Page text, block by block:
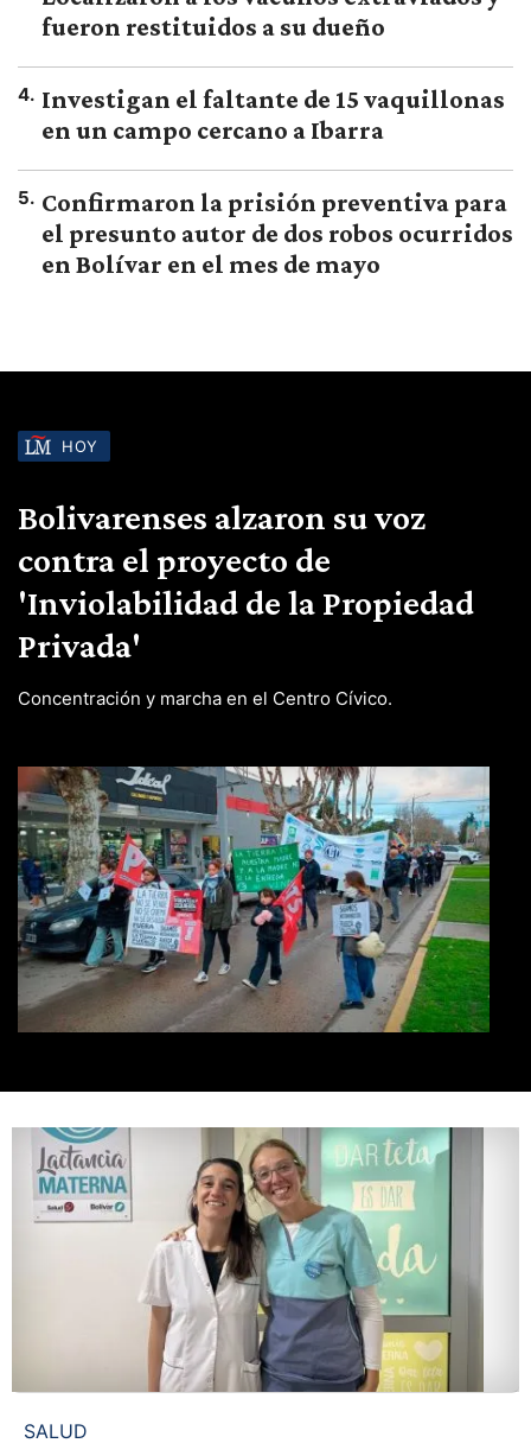
fueron restituidos a su dueño
4. Investigan el faltante de 15 vaquillonas
en un campo cercano a Ibarra
5. Confirmaron la prisión preventiva para
el presunto autor de dos robos ocurridos
en Bolívar en el mes de mayo
HOY
Bolivarenses alzaron su voz
contra el proyecto de
'Inviolabilidad de la Propiedad
Privada'
Concentración y marcha en el Centro Cívico.
SALUD